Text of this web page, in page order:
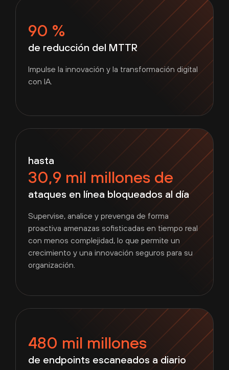
90 %
de reducción del MTTR
Impulse la innovación y la transformación digital
con IA.
hasta
30,9 mil millones de
ataques en línea bloqueados al día
Supervise, analice y prevenga de forma
proactiva amenazas sofisticadas en tiempo real
con menos complejidad, lo que permite un
crecimiento y una innovación seguros para su
organización.
480 mil millones
de endpoints escaneados a diario